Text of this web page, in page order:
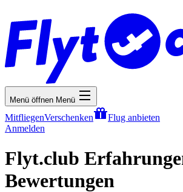
Menü öffnen Menü
MitfliegenVerschenken
Flug anbieten
Anmelden
Flyt.club
Bewertungen